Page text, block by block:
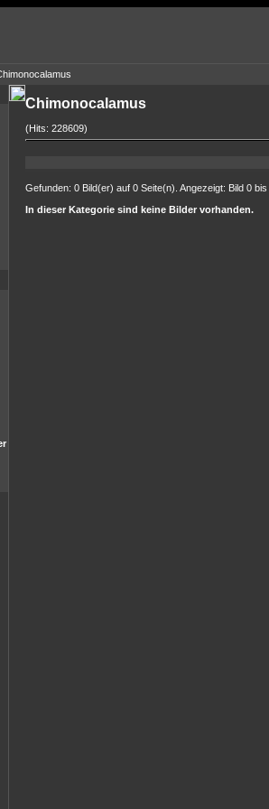
Chimonocalamus
(Hits: 228609)
Gefunden: 0 Bild(er) auf 0 Seite(n). Angezeigt: Bild 0 bis
In dieser Kategorie sind keine Bilder vorhanden.